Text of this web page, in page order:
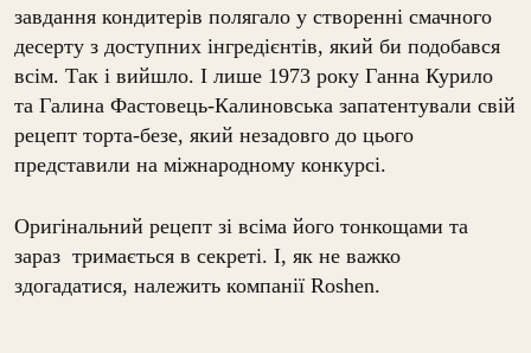
завдання кондитерів полягало у створенні смачного
десерту з доступних інгредієнтів, який би подобався
всім. Так і вийшло. І лише 1973 року Ганна Курило
та Галина Фастовець-Калиновська запатентували свій
рецепт торта-безе, який незадовго до цього
представили на міжнародному конкурсі.
Оригінальний рецепт зі всіма його тонкощами та
зараз тримається в секреті. І, як не важко
здогадатися, належить компанії Roshen.